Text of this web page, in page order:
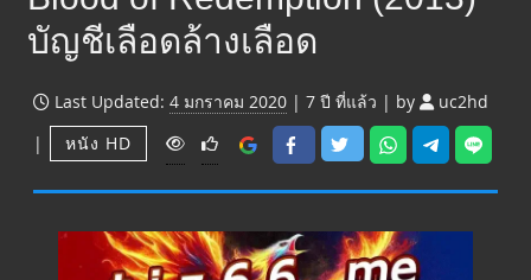
บัญชีเลือดล้างเลือด
Last Updated: 4 มกราคม 2020 | 7 ปี ที่แล้ว | by
uc2hd
|
หนัง HD
V
w